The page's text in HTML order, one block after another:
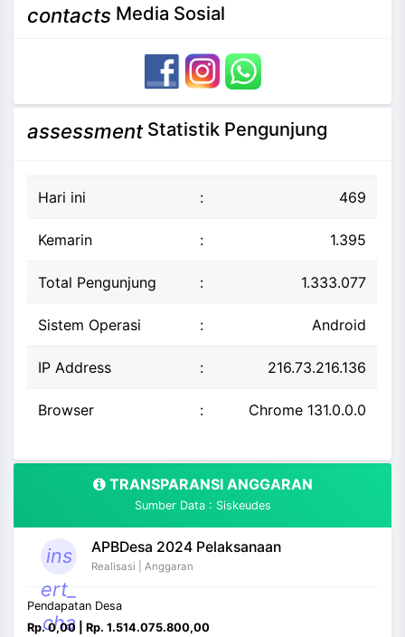
contacts Media Sosial
assessmentStatistik Pengunjung
Hari ini : 469
Kemarin : 1.395
Total Pengunjung : 1.333.077
Sistem Operasi : Android
IP Address : 216.73.216.136
Browser : Chrome 131.0.0.0
TRANSPARANSI ANGGARAN
Sumber Data : Siskeudes
ins
ert_
cha
APBDesa 2024 Pelaksanaan
Realisasi | Anggaran
Pendapatan Desa
Rp. 0,00 | Rp. 1.514.075.800,00